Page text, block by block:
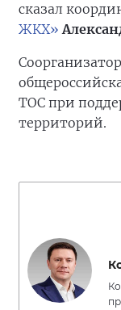
сказал
ЖКХ»
ТОС при
территорий.